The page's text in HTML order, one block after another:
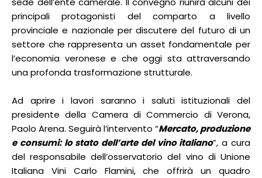
principali protagonisti del comparto a livello
provinciale e nazionale per discutere del futuro di un
settore che rappresenta un asset fondamentale per
l’economia veronese e che oggi sta attraversando
una profonda trasformazione strutturale.
Ad aprire i lavori saranno i saluti istituzionali del
presidente della Camera di Commercio di Verona,
Paolo Arena. Seguirà l’intervento “Mercato, produzione
e consumi: lo stato dell’arte del vino italiano”, a cura
del responsabile dell’osservatorio del vino di Unione
Italiana Vini Carlo Flamini, che offrirà un quadro